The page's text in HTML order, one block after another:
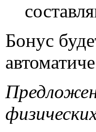
Бонус